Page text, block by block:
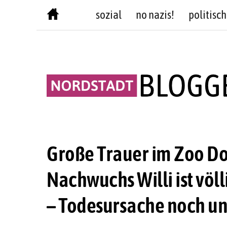
sozial no nazis! politisch
Große Trauer im Zoo
Nachwuchs Willi ist
– Todesursache noch